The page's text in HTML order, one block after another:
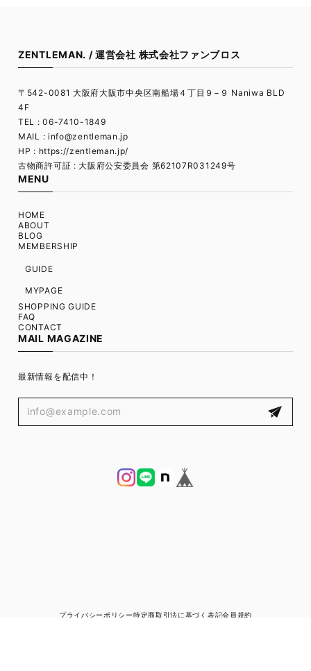
ZENTLEMAN. / 運営会社 株式会社ファンブロス
〒542-0081 大阪府大阪市中央区南船場４丁目９−９ Naniwa BLD
4F
TEL : 06-7410-1849
MAIL : info@zentleman.jp
HP : https://zentleman.jp/
古物商許可証 : 大阪府公安委員会 第62107R031249号
MENU
HOME
ABOUT
BLOG
MEMBERSHIP
GUIDE
MYPAGE
SHOPPING GUIDE
FAQ
CONTACT
MAIL MAGAZINE
最新情報を配信中！
プライバシーポリシー特定商取引法に基づく表記会員規約